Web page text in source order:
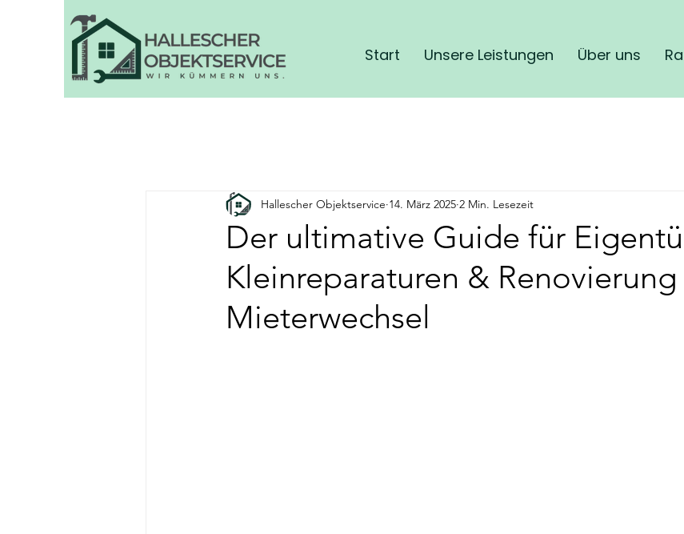
Start Unsere Leistungen Über uns
Der ultimative Guide für
Kleinreparaturen & Renovierung
Mieterwechsel
Hallescher Objektservice 14. März 2025 2 Min. Lesezeit